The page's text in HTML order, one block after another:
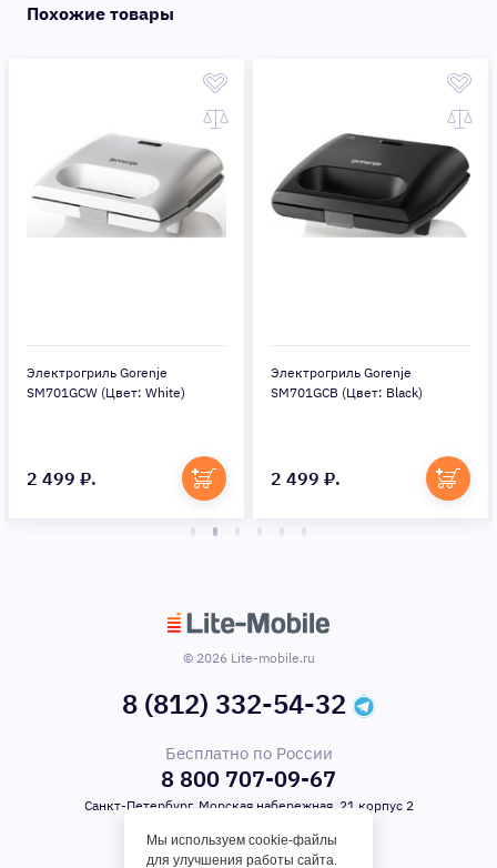
Похожие товары
Электрогриль Gorenje
SM701GCW (Цвет: White)
2 499 ₽.
Электрогриль Gorenje
SM701GCB (Цвет: Black)
2 499 ₽.
© 2026 Lite-mobile.ru
8 (812) 332-54-32
Бесплатно по России
8 800 707-09-67
Санкт-Петербург, Морская набережная, 21 корпус 2
Мы используем cookie-файлы
для улучшения работы сайта.